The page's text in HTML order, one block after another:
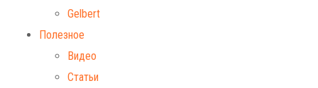
Gelbert
Полезное
Видео
Статьи